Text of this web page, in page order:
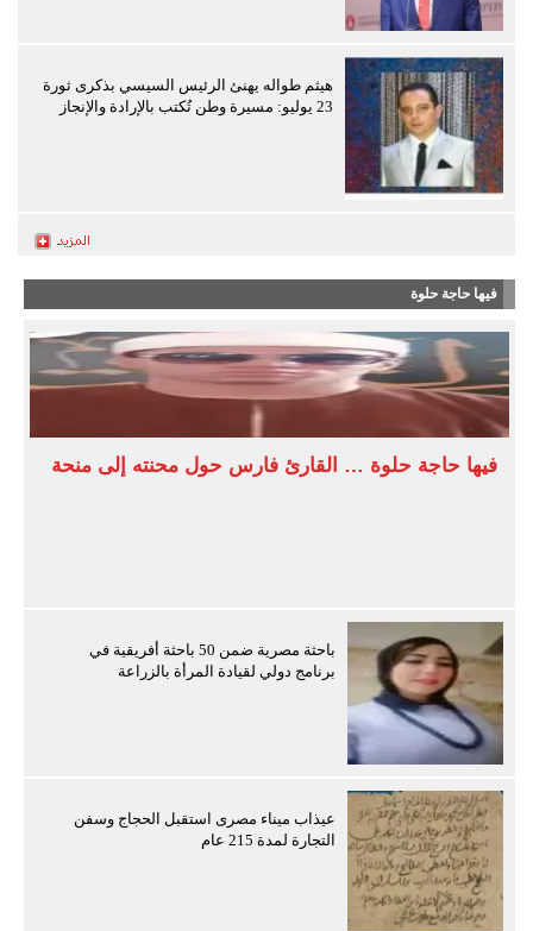
هيثم طواله يهنئ الرئيس السيسي بذكرى ثورة
23 يوليو: مسيرة وطن تُكتب بالإرادة والإنجاز
فيها حاجة حلوة
فيها حاجة حلوة … القارئ فارس حول محنته إلى منحة
باحثة مصرية ضمن 50 باحثة أفريقية في
برنامج دولي لقيادة المرأة بالزراعة
عيذاب ميناء مصرى استقبل الحجاج وسفن
التجارة لمدة 215 عام